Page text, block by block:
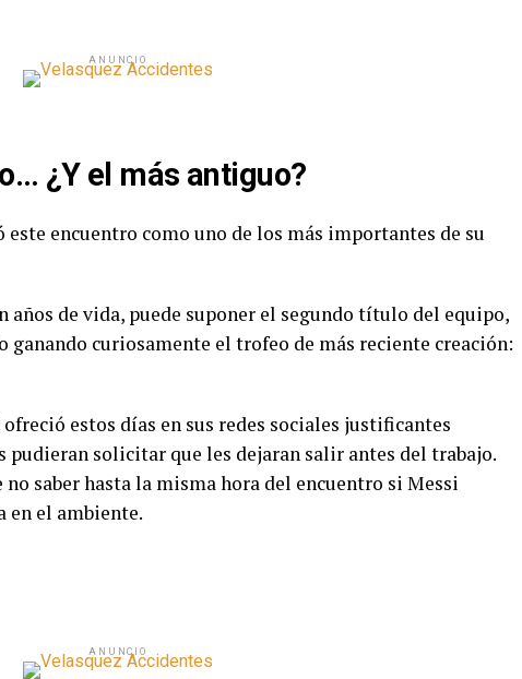
ANUNCIO
¿Y el más antiguo?
encuentro como uno de los más importantes de su
años de vida, puede suponer el segundo título del equipo,
ganando curiosamente el trofeo de más reciente creación:
estos días en sus redes sociales justificantes
pudieran solicitar que les dejaran salir antes del trabajo.
saber hasta la misma hora del encuentro si Messi
en el ambiente.
ANUNCIO